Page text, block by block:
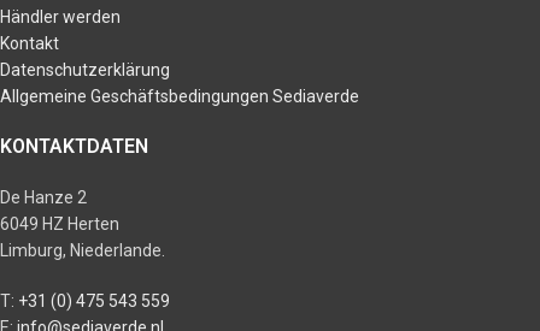
Händler werden
Kontakt
Datenschutzerklärung
Allgemeine Geschäftsbedingungen Sediaverde
KONTAKTDATEN
De Hanze 2
6049 HZ Herten
Limburg, Niederlande.
T: +31 (0) 475 543 559